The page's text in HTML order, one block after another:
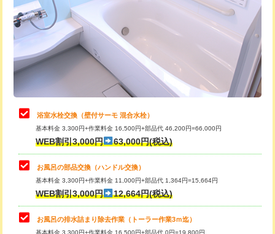
カメラ調査 33,000円
桝清掃 8,800円
止水・漏水調査・防水処理・清掃・修
理・調整・分解・加工など（軽作業）
止水・漏水調査・防水処理・清掃・修
理・調整・分解・加工など（中作業）
22,000円
止水・漏水調査・防水処理・清掃・修
理・調整・分解・加工など（重作業）
33,000円
トイレタンク脱着
トイレ便器脱着
タンクレストイレ脱着 33,000円
浴室水栓交換（壁付サーモ 混合水栓）
基本料金 3,300円+作業料金 16,500円+部品代 46,200円=66,000円
WEB割引3,000円 63,000円(税込)
お風呂の部品交換（ハンドル交換）
基本料金 3,300円+作業料金 11,000円+部品代 1,364円=15,664円
WEB割引3,000円 12,664円(税込)
お風呂の排水詰まり除去作業（トーラー作業3ｍ迄）
基本料金 3,300円+作業料金 16,500円+部品代 0円=19,800円